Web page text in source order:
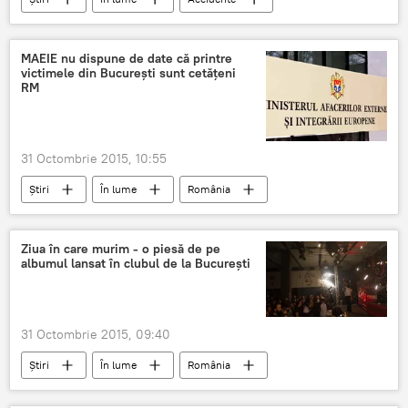
Egipt
victime
accident aviatic
Sinai
Avion rusesc, prăbuşit în Egipt
MAEIE nu dispune de date că printre
victimele din București sunt cetățeni
RM
31 Octombrie 2015, 10:55
Știri În lume
România
Bucureşti
Ana Taban
MAEIE
victime
Incendiu
club de noapte
foc de artificii
Ziua în care murim - o piesă de pe
albumul lansat în clubul de la Bucureşti
31 Octombrie 2015, 09:40
Știri În lume
România
București
incendiu
club